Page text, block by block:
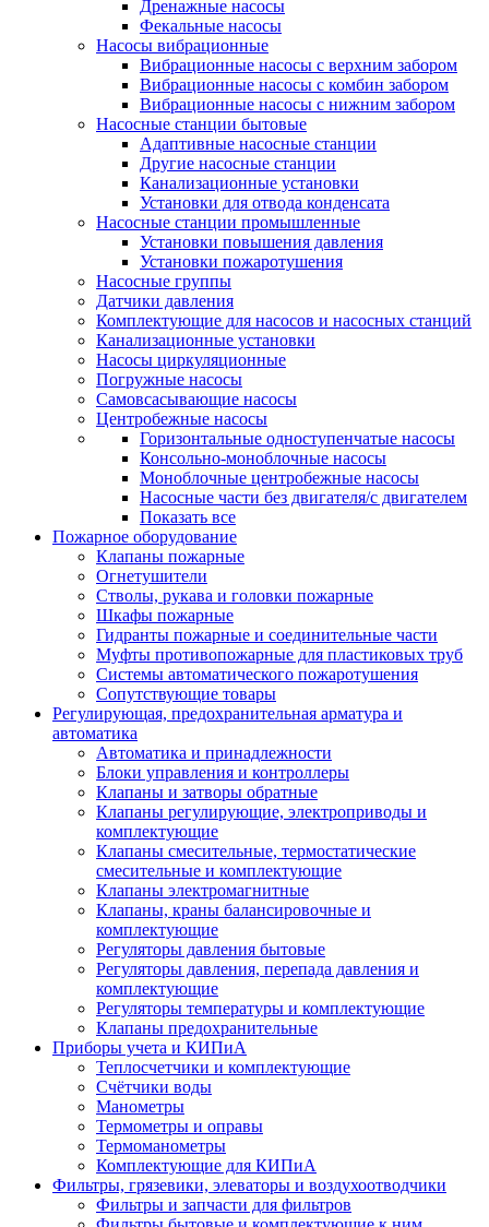
Дренажные насосы
Фекальные насосы
Насосы вибрационные
Вибрационные насосы с верхним забором
Вибрационные насосы с комбин забором
Вибрационные насосы с нижним забором
Насосные станции бытовые
Адаптивные насосные станции
Другие насосные станции
Канализационные установки
Установки для отвода конденсата
Насосные станции промышленные
Установки повышения давления
Установки пожаротушения
Насосные группы
Датчики давления
Комплектующие для насосов и насосных станций
Канализационные установки
Насосы циркуляционные
Погружные насосы
Самовсасывающие насосы
Центробежные насосы
Горизонтальные одноступенчатые насосы
Консольно-моноблочные насосы
Моноблочные центробежные насосы
Насосные части без двигателя/с двигателем
Показать все
Пожарное оборудование
Клапаны пожарные
Огнетушители
Стволы, рукава и головки пожарные
Шкафы пожарные
Гидранты пожарные и соединительные части
Муфты противопожарные для пластиковых труб
Системы автоматического пожаротушения
Сопутствующие товары
Регулирующая, предохранительная арматура и
автоматика
Автоматика и принадлежности
Блоки управления и контроллеры
Клапаны и затворы обратные
Клапаны регулирующие, электроприводы и
комплектующие
Клапаны смесительные, термостатические
смесительные и комплектующие
Клапаны электромагнитные
Клапаны, краны балансировочные и
комплектующие
Регуляторы давления бытовые
Регуляторы давления, перепада давления и
комплектующие
Регуляторы температуры и комплектующие
Клапаны предохранительные
Приборы учета и КИПиА
Теплосчетчики и комплектующие
Счётчики воды
Манометры
Термометры и оправы
Термоманометры
Комплектующие для КИПиА
Фильтры, грязевики, элеваторы и воздухоотводчики
Фильтры и запчасти для фильтров